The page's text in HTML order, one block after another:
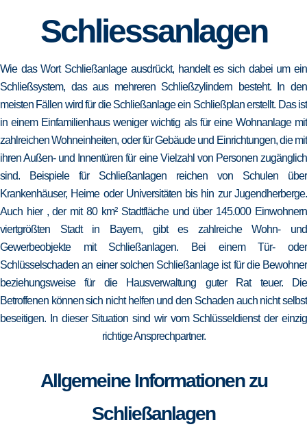
Schliessanlagen
Wie das Wort Schließanlage ausdrückt, handelt es sich dabei um ein
Schließsystem, das aus mehreren Schließzylindern besteht. In den
meisten Fällen wird für die Schließanlage ein Schließplan erstellt. Das ist
in einem Einfamilienhaus weniger wichtig als für eine Wohnanlage mit
zahlreichen Wohneinheiten, oder für Gebäude und Einrichtungen, die mit
ihren Außen- und Innentüren für eine Vielzahl von Personen zugänglich
sind. Beispiele für Schließanlagen reichen von Schulen über
Krankenhäuser, Heime oder Universitäten bis hin zur Jugendherberge.
Auch hier , der mit 80 km² Stadtfläche und über 145.000 Einwohnern
viertgrößten Stadt in Bayern, gibt es zahlreiche Wohn- und
Gewerbeobjekte mit Schließanlagen. Bei einem Tür- oder
Schlüsselschaden an einer solchen Schließanlage ist für die Bewohner
beziehungsweise für die Hausverwaltung guter Rat teuer. Die
Betroffenen können sich nicht helfen und den Schaden auch nicht selbst
beseitigen. In dieser Situation sind wir vom Schlüsseldienst der einzig
richtige Ansprechpartner.
Allgemeine Informationen zu
Schließanlagen